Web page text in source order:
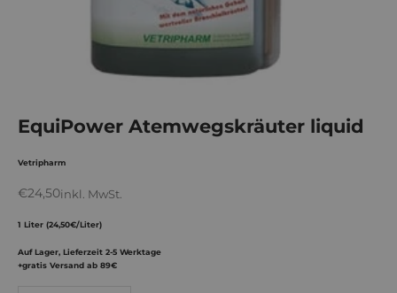
EquiPower Atemwegskräuter liquid
Vetripharm
Angebot
€24,50inkl. MwSt.
1 Liter (24,50€/Liter)
Auf Lager, Lieferzeit 2-5 Werktage
+gratis Versand ab 89€